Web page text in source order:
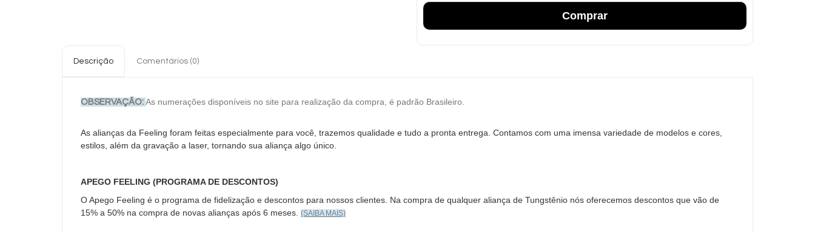
Comprar
Descrição Comentários (0)
OBSERVAÇÃO: As numerações disponíveis no site para realização da compra, é padrão Brasileiro.
As alianças da Feeling foram feitas especialmente para você, trazemos qualidade e tudo a pronta entrega. Contamos com uma imensa variedade de modelos e cores,
estilos, além da gravação a laser, tornando sua aliança algo único.
APEGO FEELING (PROGRAMA DE DESCONTOS)
O Apego Feeling é o programa de fidelização e descontos para nossos clientes. Na compra de qualquer aliança de Tungstênio nós oferecemos descontos que vão de
15% a 50% na compra de novas alianças após 6 meses. (SAIBA MAIS)